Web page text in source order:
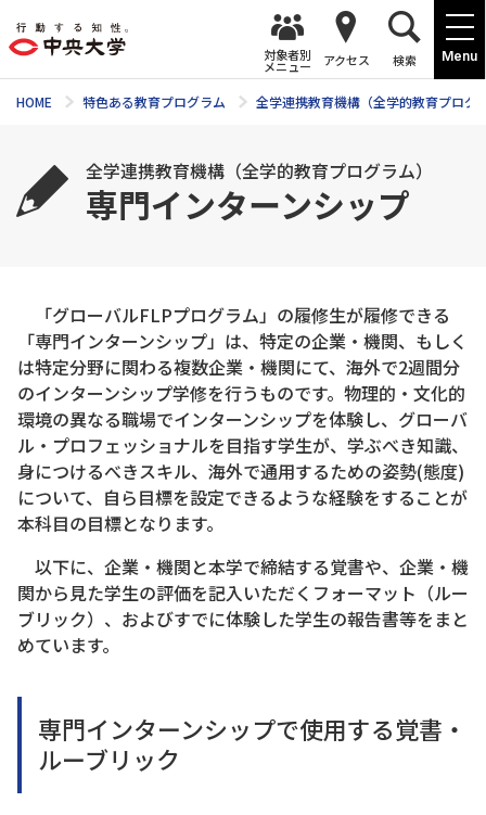
Menu
対象者別
メニュー アクセス 検索
HOME 特色ある教育プログラム 全学連携教育機構（全学的教育プログ
全学連携教育機構（全学的教育プログラム）
専門インターンシップ
「グローバルFLPプログラム」の履修生が履修できる
「専門インターンシップ」は、特定の企業・機関、もしく
は特定分野に関わる複数企業・機関にて、海外で2週間分
のインターンシップ学修を行うものです。物理的・文化的
環境の異なる職場でインターンシップを体験し、グローバ
ル・プロフェッショナルを目指す学生が、学ぶべき知識、
身につけるべきスキル、海外で通用するための姿勢(態度)
について、自ら目標を設定できるような経験をすることが
本科目の目標となります。
以下に、企業・機関と本学で締結する覚書や、企業・機
関から見た学生の評価を記入いただくフォーマット（ルー
ブリック）、およびすでに体験した学生の報告書等をまと
めています。
専門インターンシップで使用する覚書・
ルーブリック